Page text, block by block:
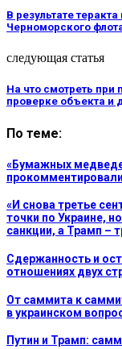
В результате
Черноморского
следующая статья
На что смотреть при
проверке объекта и
По теме:
«Бумажных
«И снова третье
точки по Украине,
санкции, а Трамп –
Сдержанность и
отношениях двух
От саммита к
в украинском
Путин и Трамп: